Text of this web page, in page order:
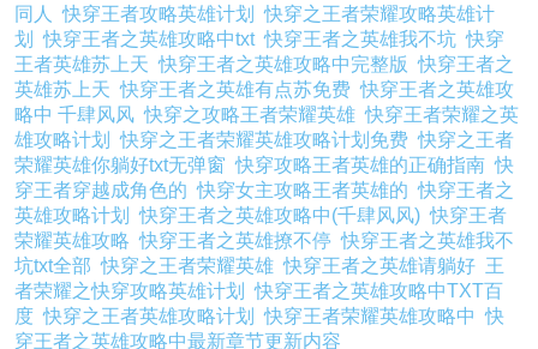
同人快穿王者攻略英雄计划快穿之王者荣耀攻略英雄计
划快穿王者之英雄攻略中txt快穿王者之英雄我不坑快穿
王者英雄苏上天快穿王者之英雄攻略中完整版快穿王者之
英雄苏上天快穿王者之英雄有点苏免费快穿王者之英雄攻
略中 千肆风风快穿之攻略王者荣耀英雄快穿王者荣耀之英
雄攻略计划快穿之王者荣耀英雄攻略计划免费快穿之王者
荣耀英雄你躺好txt无弹窗快穿攻略王者英雄的正确指南快
穿王者穿越成角色的快穿女主攻略王者英雄的快穿王者之
英雄攻略计划快穿王者之英雄攻略中(千肆风风)快穿王者
荣耀英雄攻略快穿王者之英雄撩不停快穿王者之英雄我不
坑txt全部快穿之王者荣耀英雄快穿王者之英雄请躺好 王
者荣耀之快穿攻略英雄计划快穿王者之英雄攻略中TXT百
度快穿之王者英雄攻略计划快穿王者荣耀英雄攻略中快
穿王者之英雄攻略中最新章节更新内容